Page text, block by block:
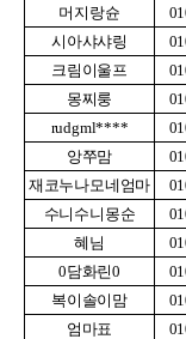
머지랑슌
시아샤샤링
크림이울프
몽찌룽
rudgml****
앙쭈맘
재코누나모네엄마
수니수니몽순
혜님
0담화린0
복이솔이맘
엄마표